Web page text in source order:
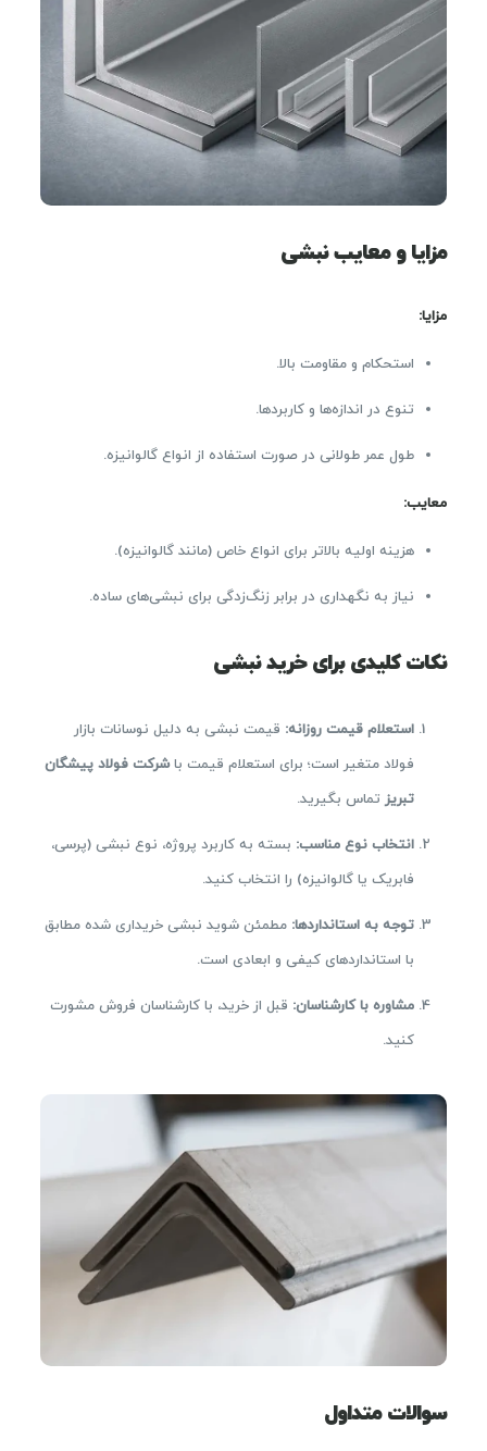
مزایا و معایب نبشی
مزایا:
استحکام و مقاومت بالا.
تنوع در اندازه‌ها و کاربردها.
طول عمر طولانی در صورت استفاده از انواع گالوانیزه.
معایب:
هزینه اولیه بالاتر برای انواع خاص (مانند گالوانیزه).
نیاز به نگهداری در برابر زنگ‌زدگی برای نبشی‌های ساده.
نکات کلیدی برای خرید نبشی
استعلام قیمت روزانه: قیمت نبشی به دلیل نوسانات بازار
فولاد متغیر است؛ برای استعلام قیمت باشرکت فولاد پیشگان
تبریزتماس بگیرید.
انتخاب نوع مناسب: بسته به کاربرد پروژه، نوع نبشی (پرسی،
فابریک یا گالوانیزه) را انتخاب کنید.
توجه به استانداردها: مطمئن شوید نبشی خریداری شده مطابق
با استانداردهای کیفی و ابعادی است.
مشاوره با کارشناسان: قبل از خرید، با کارشناسان فروش مشورت
کنید.
سوالات متداول